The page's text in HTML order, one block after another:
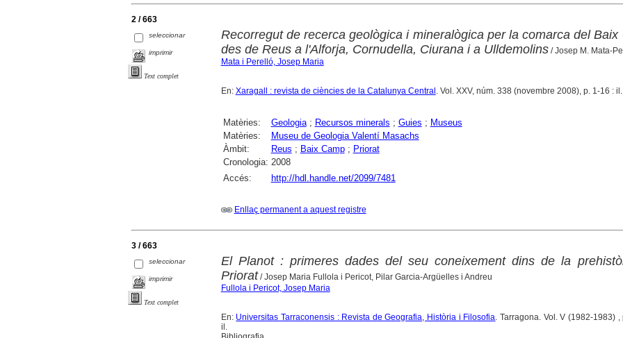
2 / 663
seleccionar
imprimir
Text complet
Recorregut de recerca geològica i mineralògica per la comarca del Baix
des de Reus a l'Alforja, Cornudella, Ciurana i a Ulldemolins/ Josep M. Mata-
Mata i Perelló, Josep Maria
En: Xaragall : revista de ciències de la Catalunya Central . Vol. XXV, núm. 338 (novembre 2008), p. 1-16 : il.
Matèries: Geologia; Recursos minerals ; Guies ; Museus
Matèries:
Museu de Geologia Valentí Masachs
Àmbit:
Reus ; Baix Camp; Priorat
Cronologia: 2008
Accés:
http://hdl.handle.net/2099/7481
Enllaç permanent a aquest registre
3 / 663
seleccionar
imprimir
Text complet
El Planot : primeres dades del seu coneixement dins de la
Priorat/ Josep Maria Fullola i Pericot, Pilar Garcia-Argüelles i Andreu
Fullola i Pericot, Josep Maria
En: Universitas Tarraconensis : Revista de Geografia, Història i Filosofia. Tarragona. Vol. V (1982-1983) ,
il.